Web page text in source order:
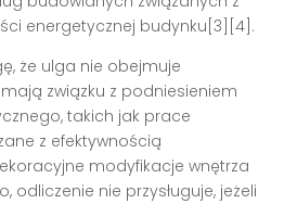
energetycznej budynku[3][4].
że ulga nie obejmuje
związku z podniesieniem
takich jak prace
z efektywnością
modyfikacje wnętrza
odliczenie nie przysługuje, jeżeli